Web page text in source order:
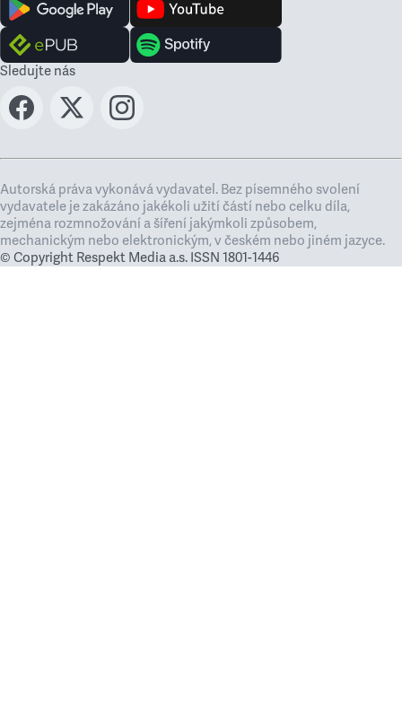
Sledujte nás
Autorská práva vykonává vydavatel. Bez písemného svolení
vydavatele je zakázáno jakékoli užití částí nebo celku díla,
zejména rozmnožování a šíření jakýmkoli způsobem,
mechanickým nebo elektronickým, v českém nebo jiném jazyce.
© Copyright Respekt Media a.s. ISSN 1801-1446